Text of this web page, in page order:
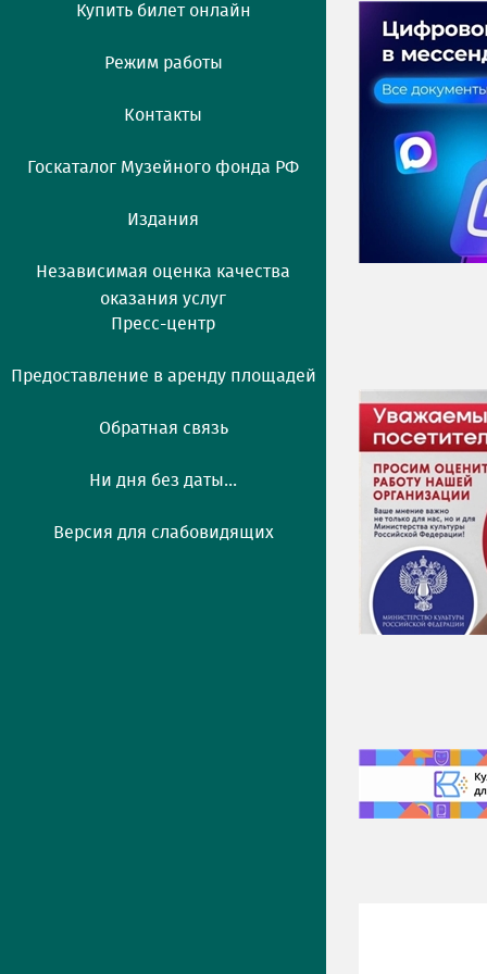
Купить билет онлайн
Режим работы
Контакты
Госкаталог Музейного фонда РФ
Издания
Независимая оценка качества
оказания услуг
Пресс-центр
Предоставление в аренду площадей
Обратная связь
Ни дня без даты...
Версия для слабовидящих